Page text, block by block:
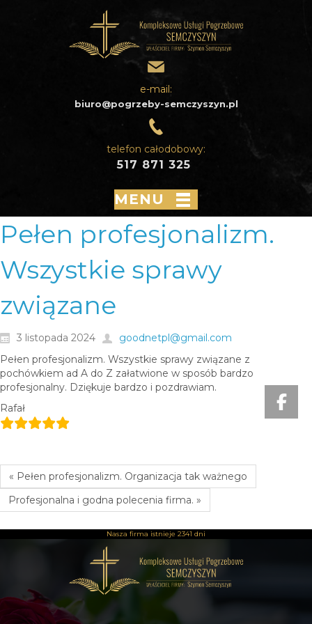
e-mail:
biuro@pogrzeby-semczyszyn.pl
telefon całodobowy:
517 871 325
MENU
Pełen profesjonalizm.
Wszystkie sprawy
związane
3 listopada 2024
goodnetpl@gmail.com
Pełen profesjonalizm. Wszystkie sprawy związane z
pochówkiem ad A do Z załatwione w sposób bardzo
profesjonalny. Dziękuje bardzo i pozdrawiam.
Rafał
« Pełen profesjonalizm. Organizacja tak ważnego
Profesjonalna i godna polecenia firma. »
Nasza firma istnieje 2341 dni